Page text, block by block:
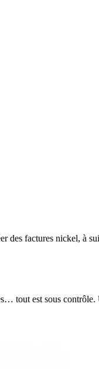
des factures nickel, à
tout est sous contrôle.